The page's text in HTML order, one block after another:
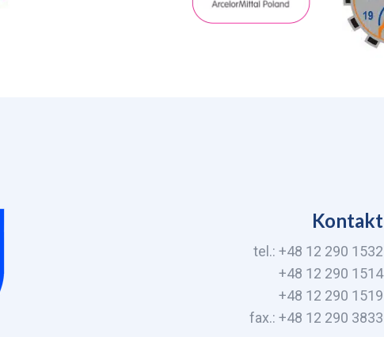
Kontakt
tel.: +48 12 290 1532
+48 12 290 1514
+48 12 290 1519
fax.: +48 12 290 3833